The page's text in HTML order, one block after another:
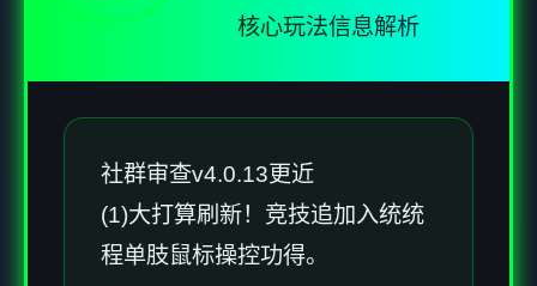
核心玩法信息解析
社群审查v4.0.13更近
(1)大打算刷新！竞技追加入统统
程单肢鼠标操控功得。